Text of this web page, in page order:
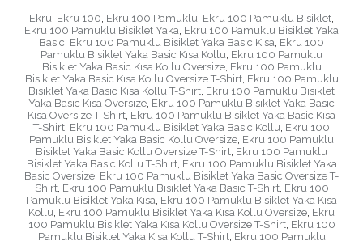
Ekru Ekru 100 Ekru 100 Pamuklu Ekru 100 Pamuklu Bisiklet
Ekru 100 Pamuklu Bisiklet Yaka Ekru 100 Pamuklu Bisiklet Yaka
Basic Ekru 100 Pamuklu Bisiklet Yaka Basic Kısa Ekru 100
Pamuklu Bisiklet Yaka Basic Kısa Kollu Ekru 100 Pamuklu
Bisiklet Yaka Basic Kısa Kollu Oversize, Ekru 100 Pamuklu
Bisiklet Yaka Basic Kısa Kollu Oversize T-Shirt, Ekru 100 Pamuklu
Bisiklet Yaka Basic Kısa Kollu T-Shirt Ekru 100 Pamuklu Bisiklet
Yaka Basic Kısa Oversize Ekru 100 Pamuklu Bisiklet Yaka Basic
Kısa Oversize T-Shirt Ekru 100 Pamuklu Bisiklet Yaka Basic Kısa
T-Shirt Ekru 100 Pamuklu Bisiklet Yaka Basic Kollu Ekru 100
Pamuklu Bisiklet Yaka Basic Kollu Oversize Ekru 100 Pamuklu
Bisiklet Yaka Basic Kollu Oversize T-Shirt Ekru 100 Pamuklu
Bisiklet Yaka Basic Kollu T-Shirt, Ekru 100 Pamuklu Bisiklet Yaka
Basic Oversize Ekru 100 Pamuklu Bisiklet Yaka Basic Oversize T-
Shirt, Ekru 100 Pamuklu Bisiklet Yaka Basic T-Shirt, Ekru 100
Pamuklu Bisiklet Yaka Kısa Ekru 100 Pamuklu Bisiklet Yaka Kısa
Kollu Ekru 100 Pamuklu Bisiklet Yaka Kısa Kollu Oversize Ekru
100 Pamuklu Bisiklet Yaka Kısa Kollu Oversize T-Shirt, Ekru 100
Pamuklu Bisiklet Yaka Kısa Kollu T-Shirt, Ekru 100 Pamuklu